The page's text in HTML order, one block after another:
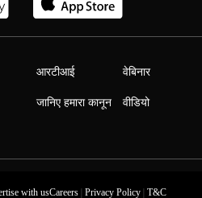
आरटीआई
जानिए हमारा कानून
वेबिनार
वीडियो
with usCareers| Privacy Policy| T&C